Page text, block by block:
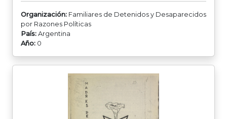
Organización: Familiares de Detenidos y Desaparecidos
por Razones Políticas
País: Argentina
Año: 0